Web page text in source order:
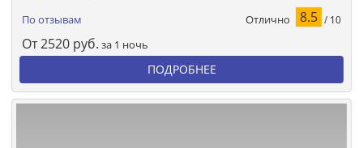
По отзывам Отлично 8.5 / 10
От2520 руб. за 1 ночь
ПОДРОБНЕЕ